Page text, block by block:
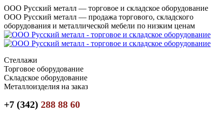
ООО Русский металл — торговое и складское оборудование
ООО Русский металл — продажа торгового, складского
оборудования и металлической мебели по низким ценам
Стеллажи
Торговое оборудование
Складское оборудование
Металлоизделия на заказ
+7 (342) 288 88 60